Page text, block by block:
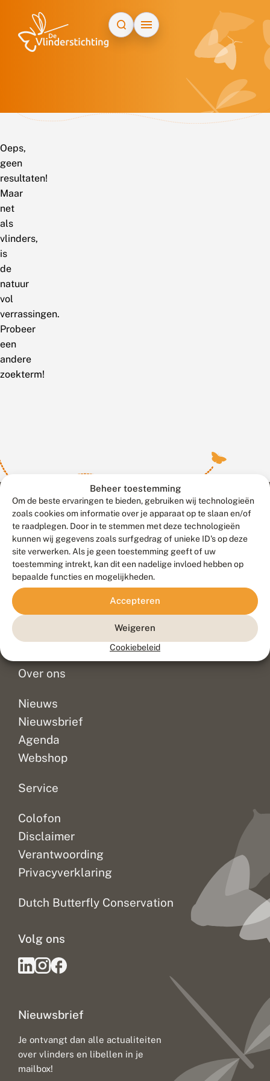
Beheer toestemming
Om de beste ervaringen te bieden, gebruiken wij technologieën
zoals cookies om informatie over je apparaat op te slaan en/of
te raadplegen. Door in te stemmen met deze technologieën
kunnen wij gegevens zoals surfgedrag of unieke ID's op deze
site verwerken. Als je geen toestemming geeft of uw
toestemming intrekt, kan dit een nadelige invloed hebben op
bepaalde functies en mogelijkheden.
Accepteren
Weigeren
Cookiebeleid
Oeps,
geen
resultaten!
Maar
net
als
vlinders,
is
de
natuur
vol
verrassingen.
Probeer
een
andere
zoekterm!
Contact
Veelgestelde vragen
Doneer
Over ons
Nieuws
Nieuwsbrief
Agenda
Webshop
Service
Colofon
Disclaimer
Verantwoording
Privacyverklaring
Dutch Butterfly Conservation
Nieuwsbrief
Je ontvangt dan alle actualiteiten
over vlinders en libellen in je
mailbox!
Volg ons
Meld waarnemingen© 2026 Vlinderstichting
Duurzaam ontwikkeld door
Go2People
, ontworpen door
Blue Field Agency
Privacy
Disclaimer
Sitemap